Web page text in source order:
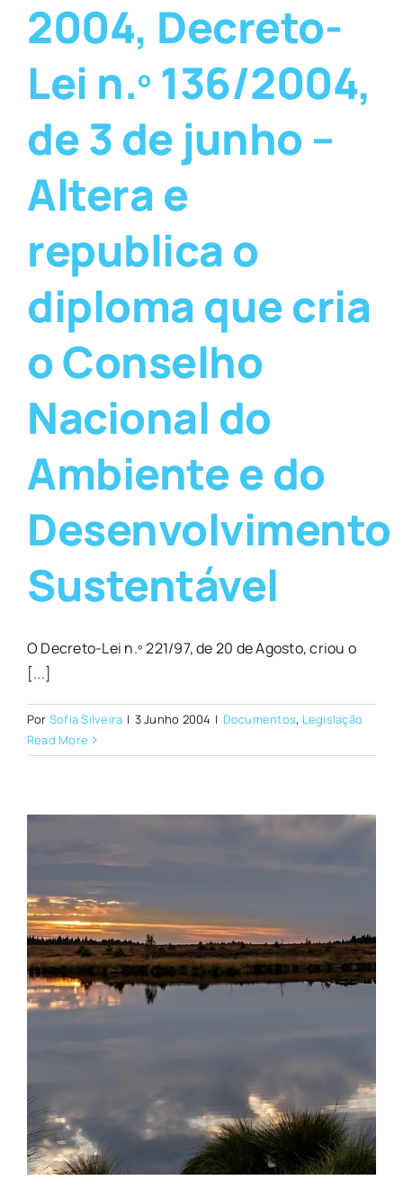
2004, Decreto-
Lei n.º 136/2004,
de 3 de junho –
Altera e
republica o
diploma que cria
o Conselho
Nacional do
Ambiente e do
Desenvolvimento
Sustentável
O Decreto-Lei n.º 221/97, de 20 de Agosto, criou o
[...]
Por Sofia Silveira | 3 Junho 2004 | Documentos, Legislação
Read More